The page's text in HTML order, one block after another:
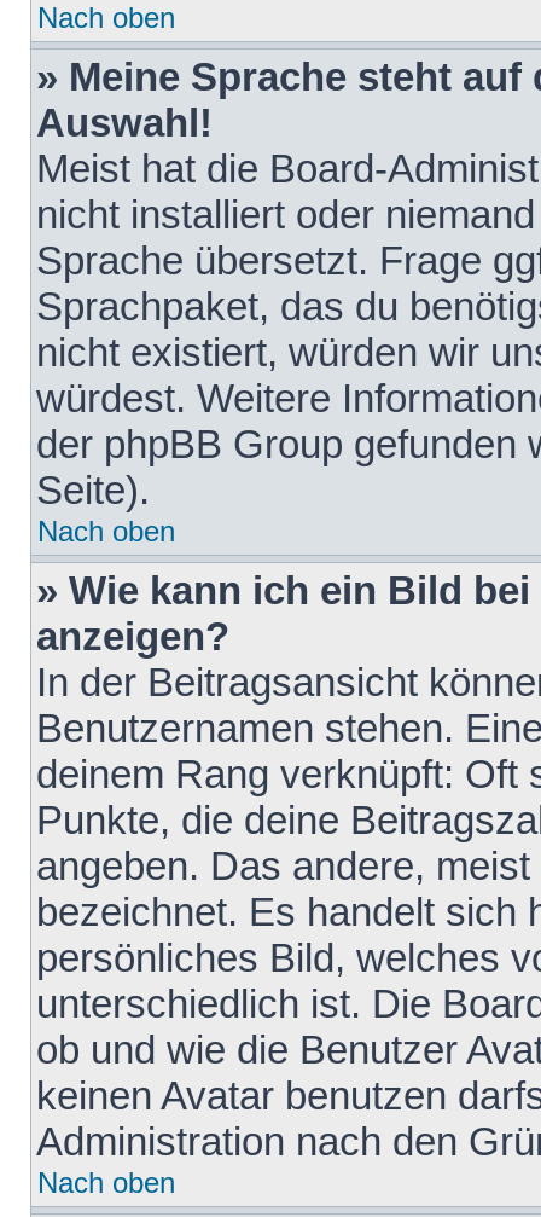
Nach oben
» Meine Sprache steht
Auswahl!
Meist hat die Board-
nicht installiert oder
Sprache übersetzt. Frage
Sprachpaket, das du
nicht existiert, würden wir
würdest. Weitere
der phpBB Group gefunden
Seite).
Nach oben
» Wie kann ich ein Bild
anzeigen?
In der Beitragsansicht
Benutzernamen stehen.
deinem Rang verknüpft: Oft
Punkte, die deine
angeben. Das andere,
bezeichnet. Es handelt sich
persönliches Bild, welches
unterschiedlich ist. Die
ob und wie die Benutzer
keinen Avatar benutzen
Administration nach den
Nach oben